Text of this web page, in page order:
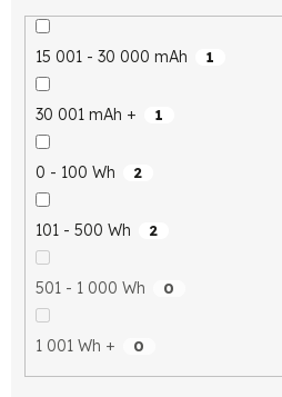
15 001 - 30 000 mAh 1
30 001 mAh + 1
0 - 100 Wh 2
101 - 500 Wh 2
501 - 1 000 Wh 0
1 001 Wh + 0